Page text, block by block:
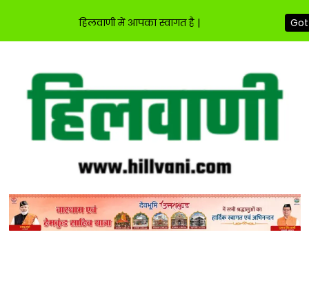
content
हिलवाणी में आपका स्वागत है |